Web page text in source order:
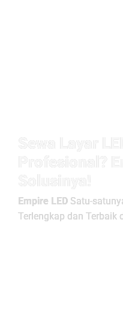
Sewa Layar
Profesional?
Solusinya!
Empire LED Satu-
Terlengkap dan Terbaik